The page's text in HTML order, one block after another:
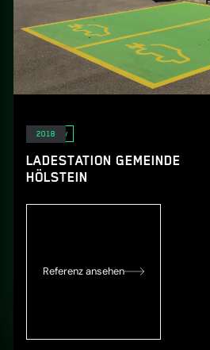
E-Mobility
LADESTATION GEMEINDE
HÖLSTEIN
Referenz ansehen
2018